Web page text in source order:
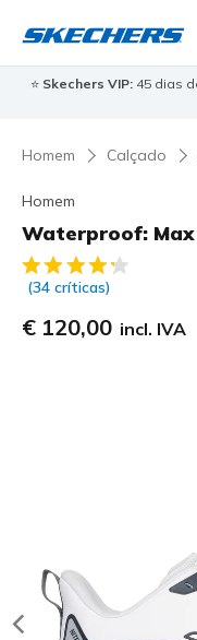
⭐ Skechers VIP:45 dias
Homem Calçado
Homem
Waterproof:
5 de 5 –
(34 críticas)
€ 120,00 incl. IVA